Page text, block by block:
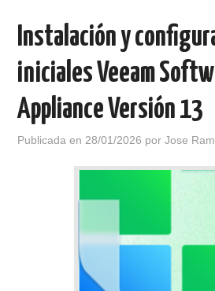
Instalación y
iniciales Veeam
Appliance Versión 13
Publicada en 28/01/2026 porJose